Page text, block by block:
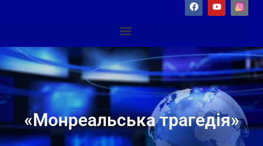
«Монреальська трагедія»